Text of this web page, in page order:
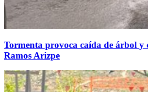
Tormenta provoca caída de árbol y
Ramos Arizpe